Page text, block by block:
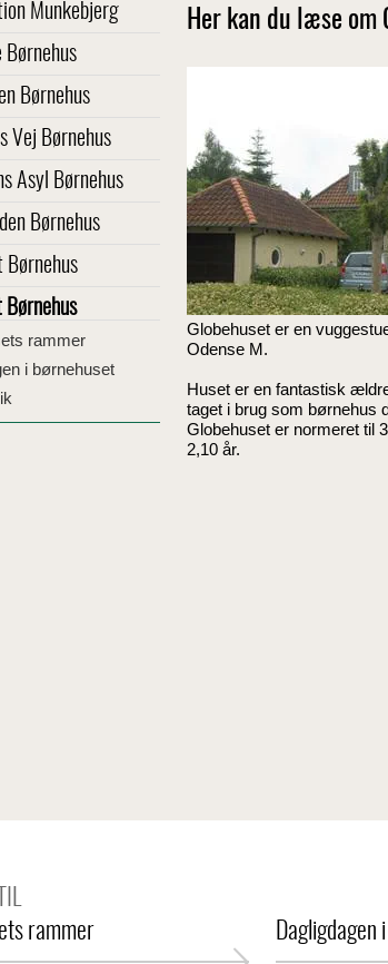
Munkebjerg
Børnehus
Børnehus
Vej Børnehus
Asyl Børnehus
Børnehus
Børnehus
Børnehus
rammer
i børnehuset
Her kan du læse om
Globehuset er en
Odense M.
Huset er en fantastisk
taget i brug som børnehus
Globehuset er normeret til
2,10 år.
rammer
Dagligdagen